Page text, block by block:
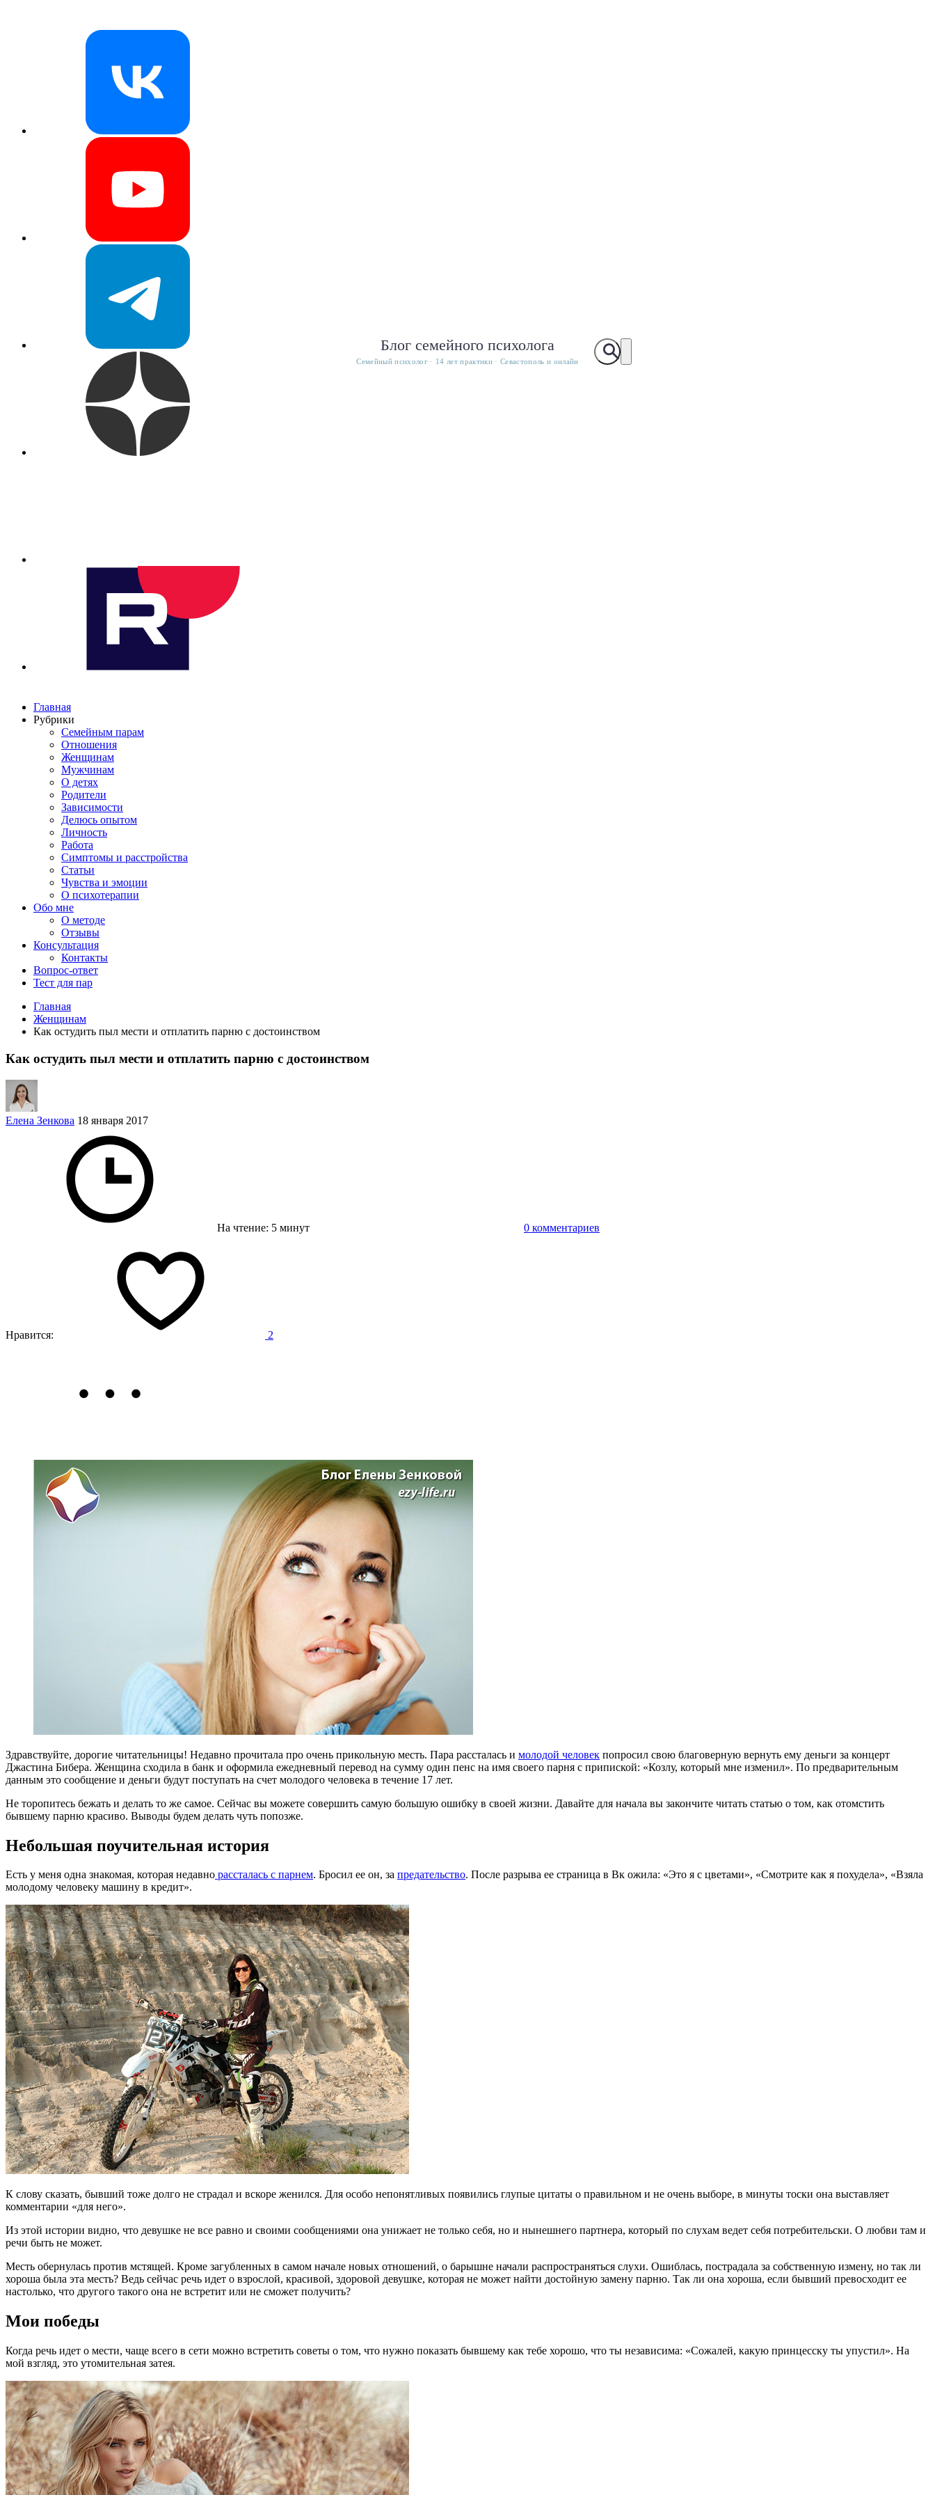
Блог семейного психолога
Семейный психолог · 14 лет практики · Севастополь и онлайн
Главная
Рубрики
Семейным парам
Отношения
Женщинам
Мужчинам
О детях
Родители
Зависимости
Делюсь опытом
Личность
Работа
Симптомы и расстройства
Статьи
Чувства и эмоции
О психотерапии
Обо мне
О методе
Отзывы
Консультация
Контакты
Вопрос-ответ
Тест для пар
Главная
Женщинам
Как остудить пыл мести и отплатить парню с достоинством
Как остудить пыл мести и отплатить парню с достоинством
Елена Зенкова 18 января 2017
На чтение: 5 минут 0 комментариев
Нравится: 2
Здравствуйте, дорогие читательницы! Недавно прочитала про очень прикольную месть. Пара рассталась и молодой человек попросил свою благоверную вернуть ему деньги за концерт
Джастина Бибера. Женщина сходила в банк и оформила ежедневный перевод на сумму один пенс на имя своего парня с припиской: «Козлу, который мне изменил». По предварительным
данным это сообщение и деньги будут поступать на счет молодого человека в течение 17 лет.
Не торопитесь бежать и делать то же самое. Сейчас вы можете совершить самую большую ошибку в своей жизни. Давайте для начала вы закончите читать статью о том, как отомстить
бывшему парню красиво. Выводы будем делать чуть попозже.
Небольшая поучительная история
Есть у меня одна знакомая, которая недавно рассталась с парнем. Бросил ее он, за предательство. После разрыва ее страница в Вк ожила: «Это я с цветами», «Смотрите как я похудела», «Взяла
молодому человеку машину в кредит».
К слову сказать, бывший тоже долго не страдал и вскоре женился. Для особо непонятливых появились глупые цитаты о правильном и не очень выборе, в минуты тоски она выставляет
комментарии «для него».
Из этой истории видно, что девушке не все равно и своими сообщениями она унижает не только себя, но и нынешнего партнера, который по слухам ведет себя потребительски. О любви там и
речи быть не может.
Месть обернулась против мстящей. Кроме загубленных в самом начале новых отношений, о барышне начали распространяться слухи. Ошиблась, пострадала за собственную измену, но так ли
хороша была эта месть? Ведь сейчас речь идет о взрослой, красивой, здоровой девушке, которая не может найти достойную замену парню. Так ли она хороша, если бывший превосходит ее
настолько, что другого такого она не встретит или не сможет получить?
Мои победы
Когда речь идет о мести, чаще всего в сети можно встретить советы о том, что нужно показать бывшему как тебе хорошо, что ты независима: «Сожалей, какую принцесску ты упустил». На
мой взгляд, это утомительная затея.